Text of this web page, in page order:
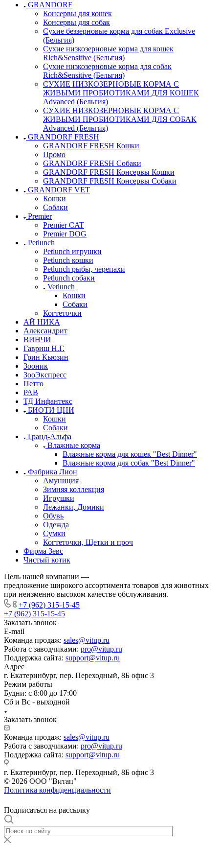
GRANDORF
Консервы для кошек
Консервы для собак
Сухие беззерновые корма для собак Exclusive
(Бельгия)
Сухие низкозерновые корма для кошек
Rich&Sensitive (Бельгия)
Сухие низкозерновые корма для собак
Rich&Sensitive (Бельгия)
СУХИЕ НИЗКОЗЕРНОВЫЕ КОРМА С
ЖИВЫМИ ПРОБИОТИКАМИ ДЛЯ КОШЕК
Advanced (Бельгия)
СУХИЕ НИЗКОЗЕРНОВЫЕ КОРМА С
ЖИВЫМИ ПРОБИОТИКАМИ ДЛЯ СОБАК
Advanced (Бельгия)
GRANDORF FRESH
GRANDORF FRESH Кошки
Промо
GRANDORF FRESH Собаки
GRANDORF FRESH Консервы Кошки
GRANDORF FRESH Консервы Собаки
GRANDORF VET
Кошки
Собаки
Premier
Premier CAT
Premier DOG
Petlunch
Petlunch игрушки
Petlunch кошки
Petlunch рыбы, черепахи
Petlunch собаки
Vetlunch
Кошки
Собаки
Когтеточки
АЙ НИКА
Александрит
ВИНЧИ
Гавриш Н.Г.
Грин Кьюзин
Зооник
ЗооЭкспресс
Петто
РАВ
ТД Инфантекс
БИОТИ ЦНИ
Кошки
Собаки
Гранд-Альфа
Влажные корма
Влажные корма для кошек "Best Dinner"
Влажные корма для собак "Best Dinner"
Фабрика Лион
Амуниция
Зимняя коллекция
Игрушки
Лежанки, Домики
Обувь
Одежда
Сумки
Когтеточки, Щетки и проч
Фирма Зевс
Чистый котик
Цель нашей компании —
предложение широкого ассортимента товаров для животных
при неизменно высоком качестве обслуживания.
+7 (962) 315-15-45
+7 (962) 315-15-45
Заказать звонок
E-mail
Команда продаж: sales@vitup.ru
Работа с заводчиками: pro@vitup.ru
Поддержка сайта: support@vitup.ru
Адрес
г. Екатеринбург, пер. Переходный, 8Б офис 3
Режим работы
Будни: с 8:00 до 17:00
Сб и Вс - выходной
Заказать звонок
Команда продаж: sales@vitup.ru
Работа с заводчиками: pro@vitup.ru
Поддержка сайта: support@vitup.ru
г. Екатеринбург, пер. Переходный, 8Б офис 3
© 2026 ООО "Витап"
Политика конфиденциальности
Подписаться на рассылку